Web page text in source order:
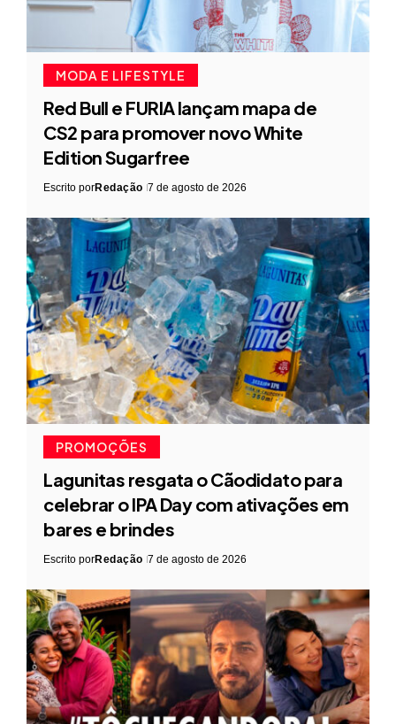
MODA E LIFESTYLE
Red Bull e FURIA lançam mapa de
CS2 para promover novo White
Edition Sugarfree
Escrito porRedação 7 de agosto de 2026
PROMOÇÕES
Lagunitas resgata o Cãodidato para
celebrar o IPA Day com ativações em
bares e brindes
Escrito porRedação 7 de agosto de 2026